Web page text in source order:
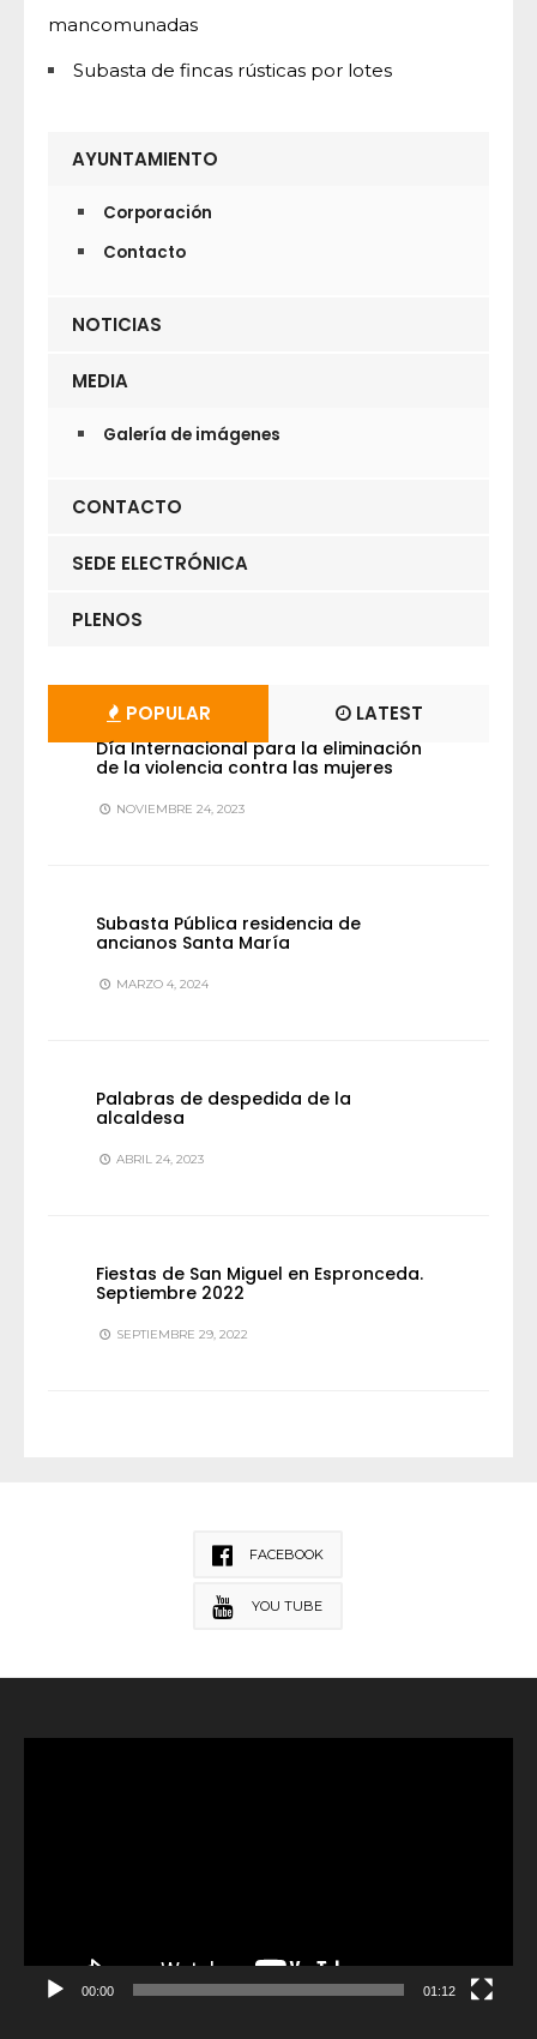
mancomunadas
Subasta de fincas rústicas por lotes
AYUNTAMIENTO
Corporación
Contacto
NOTICIAS
MEDIA
Galería de imágenes
CONTACTO
SEDE ELECTRÓNICA
PLENOS
POPULAR LATEST
Día Internacional para la eliminación
de la violencia contra las mujeres
NOVIEMBRE 24, 2023
Subasta Pública residencia de
ancianos Santa María
MARZO 4, 2024
Palabras de despedida de la
alcaldesa
ABRIL 24, 2023
Fiestas de San Miguel en Espronceda.
Septiembre 2022
SEPTIEMBRE 29, 2022
FACEBOOK
YOU TUBE
00:00 01:12